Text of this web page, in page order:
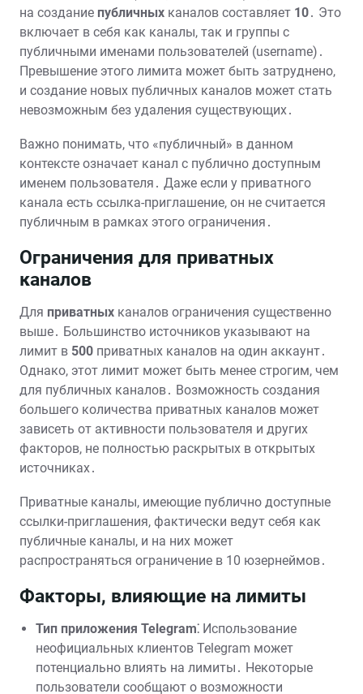
на создание публичных каналов составляет 10․ Это
включает в себя как каналы, так и группы с
публичными именами пользователей (username)․
Превышение этого лимита может быть затруднено,
и создание новых публичных каналов может стать
невозможным без удаления существующих․
Важно понимать, что «публичный» в данном
контексте означает канал с публично доступным
именем пользователя․ Даже если у приватного
канала есть ссылка-приглашение, он не считается
публичным в рамках этого ограничения․
Ограничения для приватных
каналов
Для приватных каналов ограничения существенно
выше․ Большинство источников указывают на
лимит в 500 приватных каналов на один аккаунт․
Однако, этот лимит может быть менее строгим, чем
для публичных каналов․ Возможность создания
большего количества приватных каналов может
зависеть от активности пользователя и других
факторов, не полностью раскрытых в открытых
источниках․
Приватные каналы, имеющие публично доступные
ссылки-приглашения, фактически ведут себя как
публичные каналы, и на них может
распространяться ограничение в 10 юзернеймов․
Факторы, влияющие на лимиты
Тип приложения Telegram⁚ Использование
неофициальных клиентов Telegram может
потенциально влиять на лимиты․ Некоторые
пользователи сообщают о возможности